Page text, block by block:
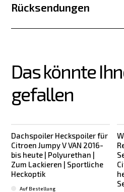
Rücksendungen
Das könnte
gefallen
Dachspoiler Heckspoiler für
Citroen Jumpy V VAN 2016-
bis heute | Polyurethan |
Zum Lackieren | Sportliche
Heckoptik
Auf Bestellung